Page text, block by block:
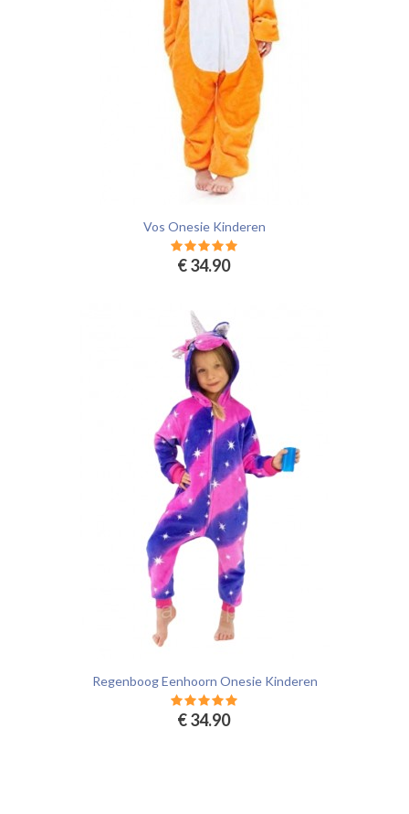
Vos Onesie Kinderen
€ 34.90
Regenboog Eenhoorn Onesie Kinderen
€ 34.90